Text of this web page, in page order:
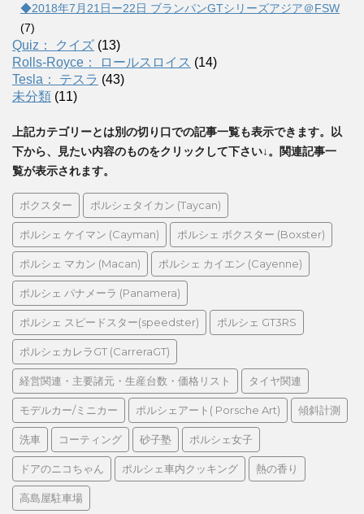
◆2018年7月21日ー22日 ブランパンGTシリーズアジア＠FSW
(7)
Quiz： クイズ (13)
Rolls-Royce： ロールスロイス (14)
Tesla： テスラ (43)
未分類 (11)
上記カテゴリーとは別の切り口での記事一覧も表示できます。以
下から、見たい内容のものをクリックして下さい↓。関連記事一
覧が表示されます。
ボクスター ポルシェタイカン (Taycan)
ポルシェ ケイマン (Cayman) ポルシェ ボクスター (Boxster)
ポルシェ マカン (Macan) ポルシェ カイエン (Cayenne)
ポルシェ パナメーラ (Panamera)
ポルシェ スピードスター(speedster) ポルシェ GT3RS
ポルシェカレラGT (CarreraGT)
経営関連・主要諸元・生産台数・価格リスト タイヤ関連
モデルカー/ミニカー ポルシェアート( Porsche Art) 傾斜計測
洗車 コーティング 砂子塾 ポルシェ女子
ドアのニコちゃん ポルシェ車内クッキング 熱の香り
高島屋駐車場